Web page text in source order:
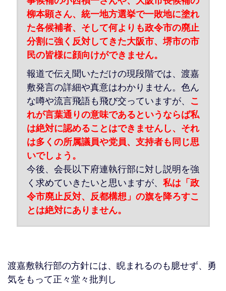
柳本顕さん、統一地方選挙で一敗地に塗れ
た各候補者、そして何よりも政令市の廃止
分割に強く反対してきた大阪市、堺市の市
民の皆様に顔向けができません。
報道で伝え聞いただけの現段階では、渡嘉
敷発言の詳細や真意はわかりません。色ん
な噂や流言飛語も飛び交っていますが、 こ
れが言葉通りの意味であるというならば私
は絶対に認めることはできませんし、それ
は多くの所属議員や党員、支持者も同じ思
いでしょう。
今後、会長以下府連執行部に対し説明を強
く求めていきたいと思いますが、 私は「政
令市廃止反対、反都構想」の旗を降ろすこ
とは絶対にありません。
渡嘉敷執行部の方針には、睨まれるのも臆せず、勇
気をもって正々堂々批判し